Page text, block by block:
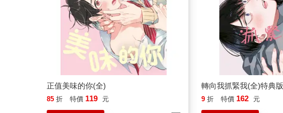
正值美味的你(全)
85 折 特價 119 元
加入購物車
轉向我抓緊我(全)特典版
9 折 特價 162 元
加入購物車